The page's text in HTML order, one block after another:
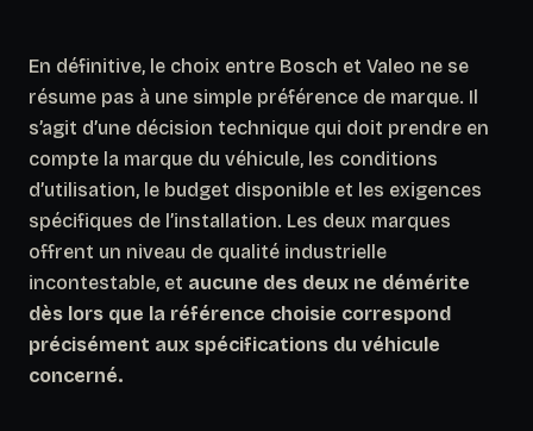
En définitive, le choix entre Bosch et Valeo ne se
résume pas à une simple préférence de marque. Il
s’agit d’une décision technique qui doit prendre en
compte la marque du véhicule, les conditions
d’utilisation, le budget disponible et les exigences
spécifiques de l’installation. Les deux marques
offrent un niveau de qualité industrielle
incontestable, et aucune des deux ne démérite
dès lors que la référence choisie correspond
précisément aux spécifications du véhicule
concerné.